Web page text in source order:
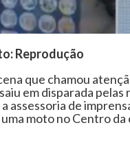
Reprodução
que chamou
em disparada
assessoria de
moto no Centro